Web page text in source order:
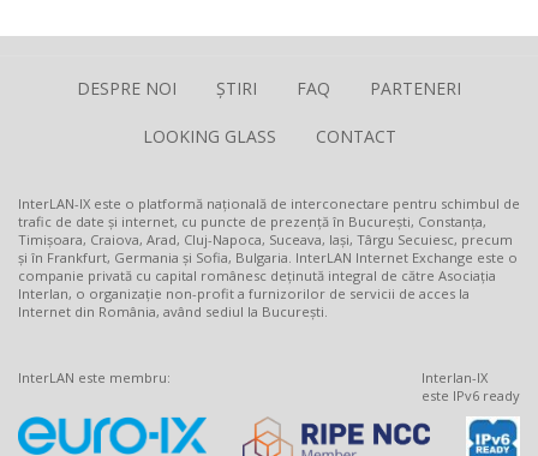
DESPRE NOI ȘTIRI FAQ PARTENERI
LOOKING GLASS CONTACT
InterLAN-IX este o platformă națională de interconectare pentru schimbul de
trafic de date și internet, cu puncte de prezență în București, Constanța,
Timișoara, Craiova, Arad, Cluj-Napoca, Suceava, Iași, Târgu Secuiesc, precum
și în Frankfurt, Germania și Sofia, Bulgaria. InterLAN Internet Exchange este o
companie privată cu capital românesc deținută integral de către Asociația
Interlan, o organizație non-profit a furnizorilor de servicii de acces la
Internet din România, având sediul la București.
InterLAN este membru:
Interlan-IX
este IPv6 ready